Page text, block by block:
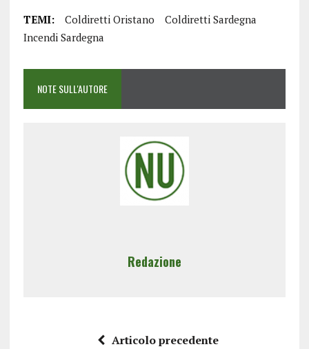
TEMI: Coldiretti Oristano
Coldiretti Sardegna
Incendi Sardegna
NOTE SULL'AUTORE
Redazione
Articolo precedente